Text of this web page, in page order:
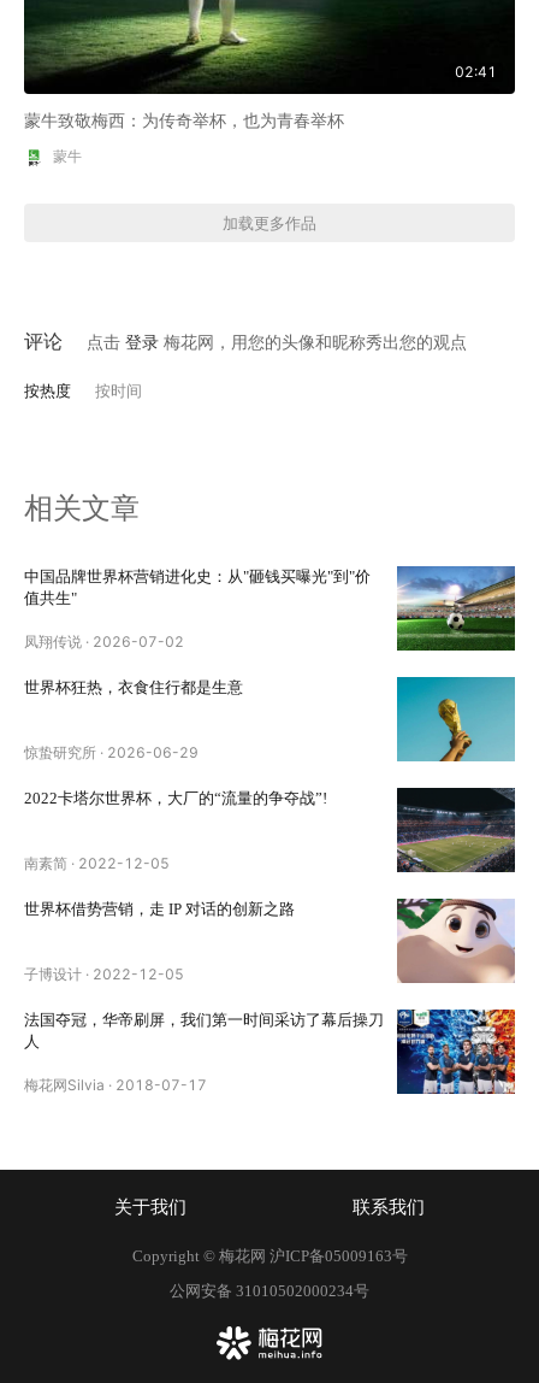
02:41
蒙牛致敬梅西：为传奇举杯，也为青春举杯
蒙牛
加载更多作品
评论 点击 登录 梅花网，用您的头像和昵称秀出您的观点
按热度 按时间
相关文章
中国品牌世界杯营销进化史：从"砸钱买曝光"到"价
值共生"
凤翔传说 · 2026-07-02
世界杯狂热，衣食住行都是生意
惊蛰研究所 · 2026-06-29
2022卡塔尔世界杯，大厂的“流量的争夺战”!
南素简 · 2022-12-05
世界杯借势营销，走 IP 对话的创新之路
子博设计 · 2022-12-05
法国夺冠，华帝刷屏，我们第一时间采访了幕后操刀
人
梅花网Silvia · 2018-07-17
关于我们 联系我们
Copyright © 梅花网 沪ICP备05009163号
公网安备 31010502000234号